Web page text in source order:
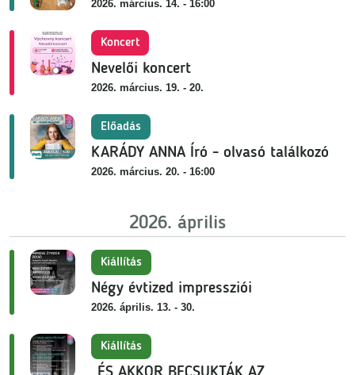
2026. március. 14. - 16:00
Nevelői koncert
Koncert
2026. március. 19. - 20.
KARÁDY ANNA Író - olvasó találkozó
Előadás
2026. március. 20. - 16:00
2026. április
Négy évtized impressziói
Kiállítás
2026. április. 13. - 30.
Kiállítás